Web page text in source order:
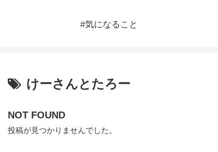
#気になること
けーさんとたろー
NOT FOUND
投稿が見つかりませんでした。